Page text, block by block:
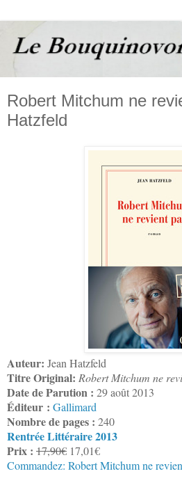
Robert Mitchum ne
Hatzfeld
Auteur: Jean Hatzfeld
Titre Original: Robert Mitchum ne
Date de Parution : 29 août 2013
Éditeur : Gallimard
Nombre de pages : 240
Rentrée Littéraire 2013
Prix : 17,90€ 17,01€
Commandez: Robert Mitchum ne